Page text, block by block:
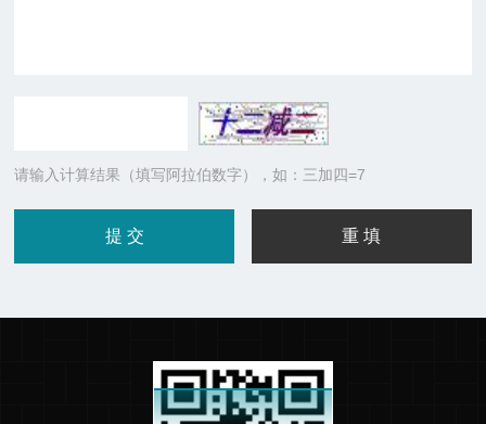
请输入计算结果（填写阿拉伯数字），如：三加四=7